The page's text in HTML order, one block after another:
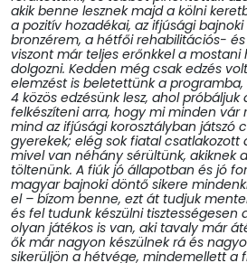
akik benne lesznek majd a kölni
a pozitív hozadékai, az ifjúsági
bronzérem, a hétfői rehabilitációs-
viszont már teljes erőnkkel a
dolgozni. Kedden még csak edzés
elemzést is beletettünk a
4 közös edzésünk lesz, ahol
felkészíteni arra, hogy mi minden vár
mind az ifjúsági korosztályban játszó
gyerekek; elég sok fiatal csatlakozott
mivel van néhány sérültünk, akiknek
töltenünk. A fiúk jó állapotban és jó
magyar bajnoki döntő sikere
el – bízom benne, ezt át tudjuk
és fel tudunk készülni tisztességesen
olyan játékos is van, aki tavaly már
ők már nagyon készülnek rá és
sikerüljön a hétvége, mindemellett a